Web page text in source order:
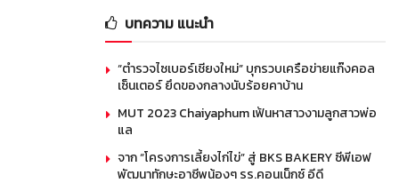
บทความ แนะนำ
“ตำรวจไซเบอร์เชียงใหม่” บุกรวบเครือข่ายแก๊งคอล
เซ็นเตอร์ ยึดของกลางนับร้อยคาบ้าน
MUT 2023 Chaiyaphum เฟ้นหาสาวงามลูกสาวพ่อ
แล
จาก “โครงการเลี้ยงไก่ไข่” สู่ BKS BAKERY ซีพีเอฟ
พัฒนาทักษะอาชีพน้องๆ รร.คอนเน็กซ์ อีดี